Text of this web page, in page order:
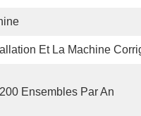
Et La Machine
200 Ensembles Par An